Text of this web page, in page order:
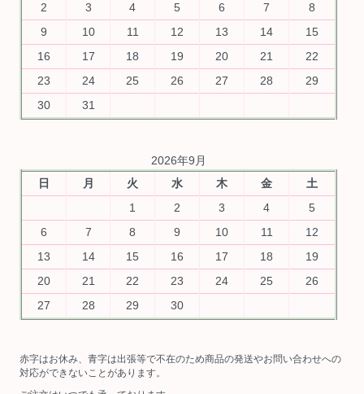
2
3 4 5 6 7
8
9
10 11 12 13 14
15
16
17 18 19 20 21
22
23
24 25 26 27 28
29
30
31
2026年9月
日
月 火 水 木 金
土
1
2 3 4
5
6
7 8 9 10 11
12
13
14 15 16 17 18
19
20
21 22 23 24 25
26
27
28 29 30
赤字はお休み、青字は出張等で不在のため商品の発送やお問い合わせへの
対応ができないことがあります。